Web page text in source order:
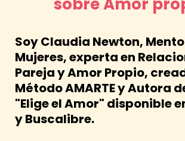
sobre Amor
Soy Claudia Newton,
Mujeres, experta en
Pareja y Amor Propio,
Método AMARTE y Autora
"Elige el Amor" disponible
y Buscalibre.